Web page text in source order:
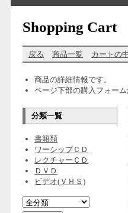
Shopping Cart
戻る 商品一覧 カートの
商品の詳細情報です。
ページ下部の購入フォー
分類一覧
書籍類
ワーシップＣＤ
レクチャーＣＤ
ＤＶＤ
ビデオ(ＶＨＳ)